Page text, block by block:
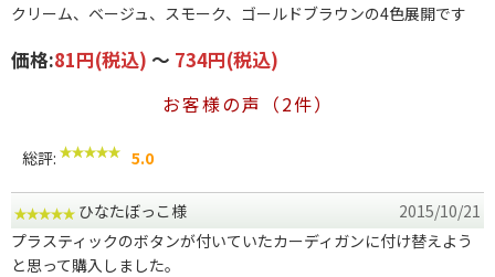
クリーム、ベージュ、スモーク、ゴールドブラウンの4色展開です
価格:81円(税込) ～ 734円(税込)
お客様の声（2件）
総評: 5.0
ひなたぼっこ様
2015/10/21
プラスティックのボタンが付いていたカーディガンに付け替えよう
と思って購入しました。